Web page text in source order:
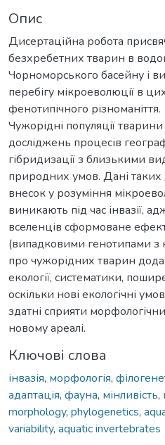
Опис
Дисертаційна робота
безхребетних тварин в
Чорноморського басейну і
перебігу мікроеволюції в
фенотипічного різноманіття.
Чужорідні популяції
досліджень процесів
гібридизації з близькими
природних умов. Дані таких
внесок у розуміння
виникають під час інвазії,
вселенців сформоване
(випадковими генотипами з
про чужорідних тварин
екології, систематики,
оскільки нові екологічні
здатні сприяти
новому ареалі.
Ключові слова
інвазія, морфологія,
адаптація, фауна, мінливість,
morphology, phylogenetics,
variability, aquatic invertebrates